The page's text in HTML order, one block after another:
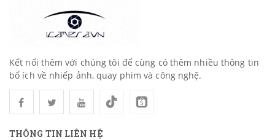
Kết nối thêm với chúng tôi để cùng có thêm nhiều thông tin
bổ ích về nhiếp ảnh, quay phim và công nghệ.
THÔNG TIN LIÊN HỆ